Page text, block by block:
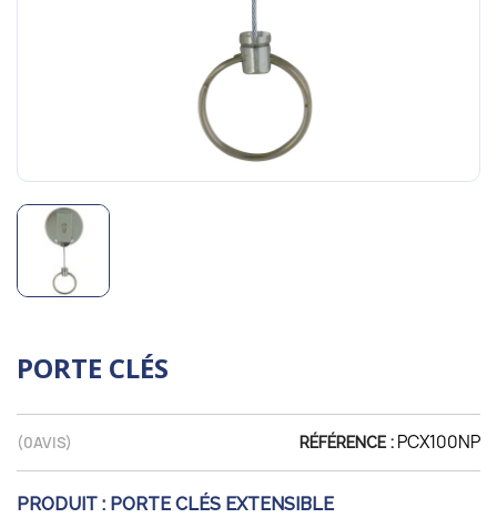
PORTE CLÉS
(0AVIS) RÉFÉRENCE : PCX100NP
PRODUIT : PORTE CLÉS EXTENSIBLE